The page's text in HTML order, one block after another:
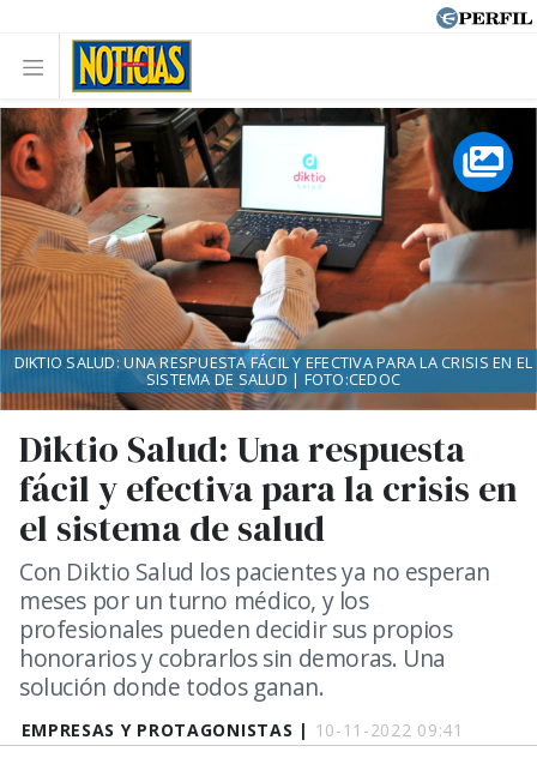
EMPRESAS Y PROTAGONISTAS | 10-11-2022 09:41
Diktio Salud: Una respuesta
fácil y efectiva para la crisis en
el sistema de salud
Con Diktio Salud los pacientes ya no esperan
meses por un turno médico, y los
profesionales pueden decidir sus propios
honorarios y cobrarlos sin demoras. Una
solución donde todos ganan.
DIKTIO SALUD: UNA RESPUESTA FÁCIL Y EFECTIVA PARA LA CRISIS EN EL
SISTEMA DE SALUD | FOTO:CEDOC